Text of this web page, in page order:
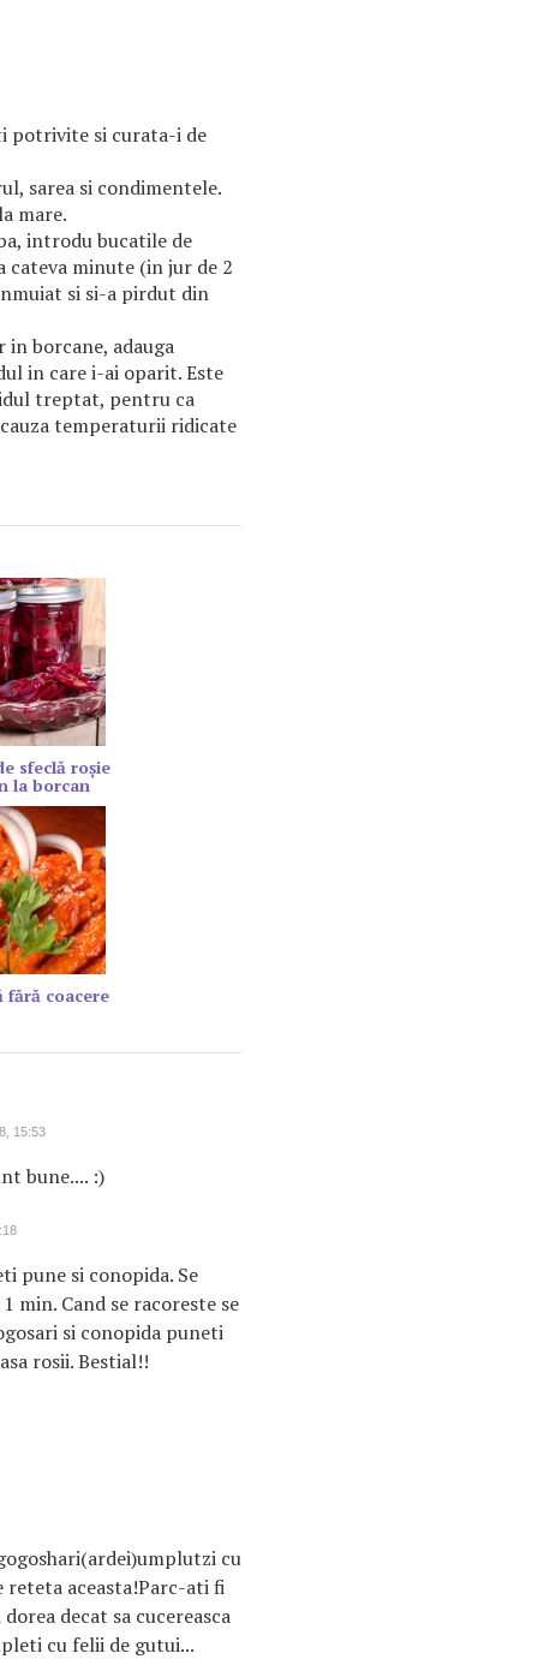
potrivite si curata-i de
sarea si condimentele.
mare.
introdu bucatile de
cateva minute (in jur de 2
si si-a pirdut din
in borcane, adauga
in care i-ai oparit. Este
treptat, pentru ca
temperaturii ridicate
sfeclă roșie
la borcan
fără coacere
15:53
bune.... :)
pune si conopida. Se
min. Cand se racoreste se
si conopida puneti
rosii. Bestial!!
cu
reteta aceasta!Parc-ati fi
decat sa cucereasca
cu felii de gutui...